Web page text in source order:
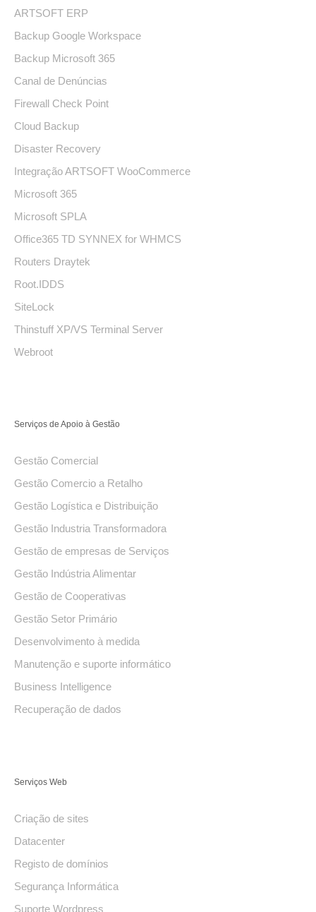
ARTSOFT ERP
Backup Google Workspace
Backup Microsoft 365
Canal de Denúncias
Firewall Check Point
Cloud Backup
Disaster Recovery
Integração ARTSOFT WooCommerce
Microsoft 365
Microsoft SPLA
Office365 TD SYNNEX for WHMCS
Routers Draytek
Root.IDDS
SiteLock
Thinstuff XP/VS Terminal Server
Webroot
Serviços de Apoio à Gestão
Gestão Comercial
Gestão Comercio a Retalho
Gestão Logística e Distribuição
Gestão Industria Transformadora
Gestão de empresas de Serviços
Gestão Indústria Alimentar
Gestão de Cooperativas
Gestão Setor Primário
Desenvolvimento à medida
Manutenção e suporte informático
Business Intelligence
Recuperação de dados
Serviços Web
Criação de sites
Datacenter
Registo de domínios
Segurança Informática
Suporte Wordpress